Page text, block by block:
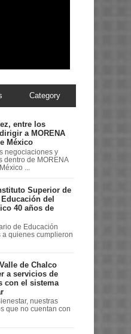
Category
entre los
a MORENA
México
negociaciones y
dentro de MORENA
...
Superior de
del
40 años de
de Educación
a quienes cumplieron
de Chalco
a servicios de
con el sistema
nuestras
que no cuentan con